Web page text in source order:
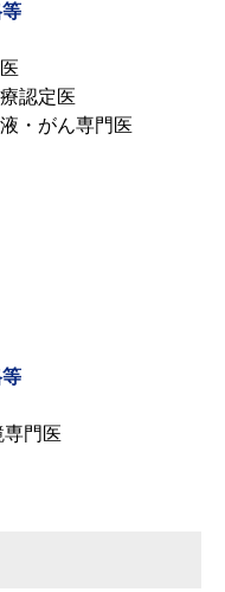
認定医
・がん専門医
専門医